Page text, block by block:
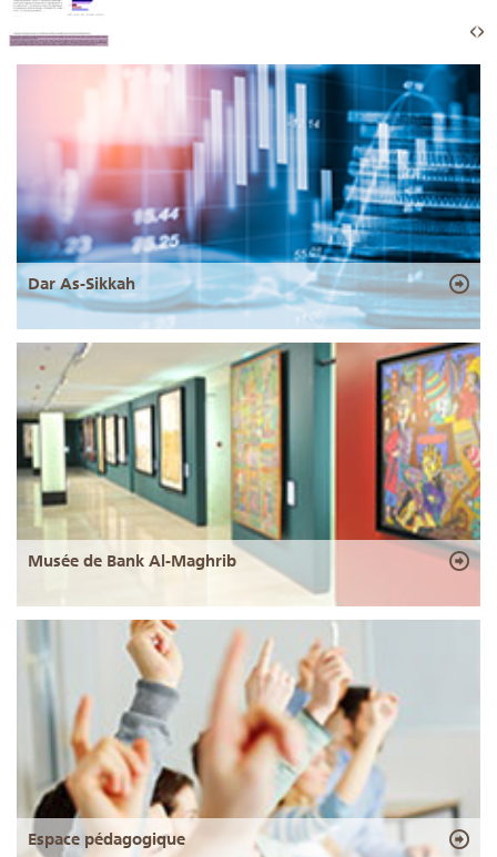
Dar As-Sikkah
Musée de Bank Al-Maghrib
Espace pédagogique